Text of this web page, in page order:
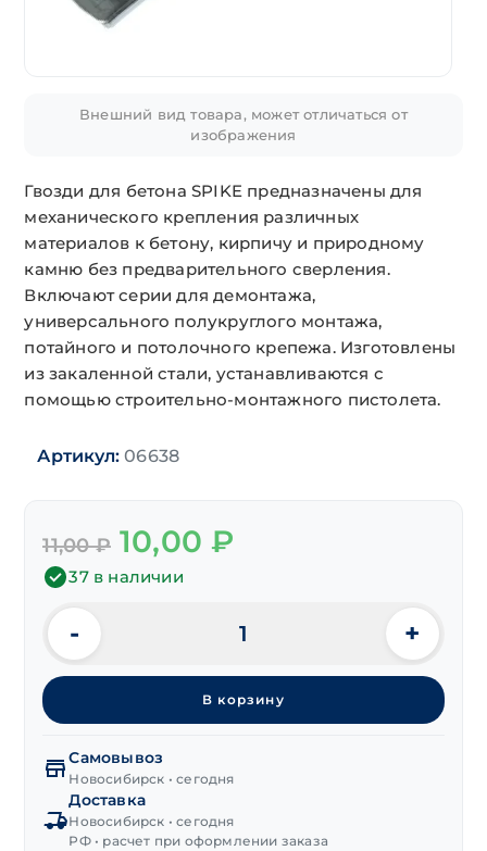
Внешний вид товара, может отличаться от
изображения
Гвозди для бетона SPIKE предназначены для
механического крепления различных
материалов к бетону, кирпичу и природному
камню без предварительного сверления.
Включают серии для демонтажа,
универсального полукруглого монтажа,
потайного и потолочного крепежа. Изготовлены
из закаленной стали, устанавливаются с
помощью строительно-монтажного пистолета.
Артикул: 06638
11,00₽
Первоначальная
цена
составляла
10,00₽
37 в наличии
Количество
товара
Гвоздь
для
SPIKE
потолочный
TW
5х30 мм
- +
В корзину
Самовывоз
Новосибирск • сегодня
Доставка
Новосибирск • сегодня
РФ • расчет при оформлении заказа